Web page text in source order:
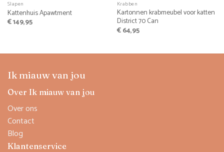
Slapen
Kattenhuis Apawtment
€149,95
Krabben
Kartonnen krabmeubel voor katten
District 70 Can
€64,95
Ik miauw van jou
Over Ik miauw van jou
Over ons
Contact
Blog
Klantenservice